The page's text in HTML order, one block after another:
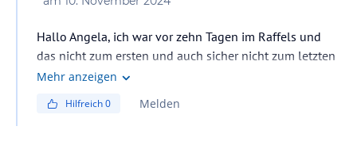
Hallo Angela, ich war vor zehn Tagen im Raffels und
das nicht zum ersten und auch sicher nicht zum letzten
Mal. Das Hotel ist eine sehr gute Wahl. Die Ocean View
bieten dir einen fantastischen Sonnenuntergang,
Mehr anzeigen
Hilfreich0 Melden